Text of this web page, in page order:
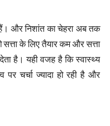
और निशांत का चेहरा अब तक
सत्ता के लिए तैयार कम और सत्ता
है। यही वजह है कि स्वास्थ्य
चर्चा ज्यादा हो रही है और